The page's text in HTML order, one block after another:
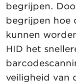
begrijpen.
begrijpen hoe
kunnen
HID het
veiligheid van